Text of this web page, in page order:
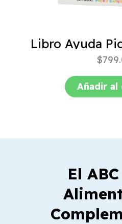
$
Añadir al
El